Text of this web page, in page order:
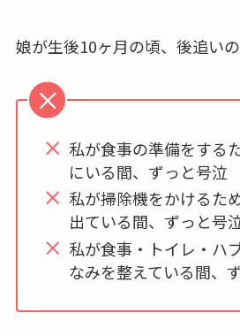
娘が生後10ヶ月の頃、後追いの
私が食事の準備をする
にいる間、ずっと号泣
私が掃除機をかけるた
出ている間、ずっと号
私が食事・トイレ・ハ
なみを整えている間、